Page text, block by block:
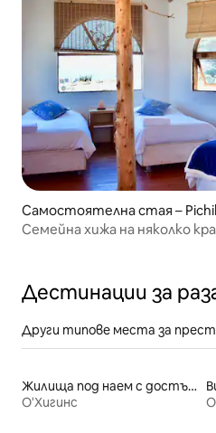
Самостоятелна стая –
Семейна хижа на няколко
Дестинации за
Други типове места за
Жилища под наем с достъп до плажа
О'Хигинс